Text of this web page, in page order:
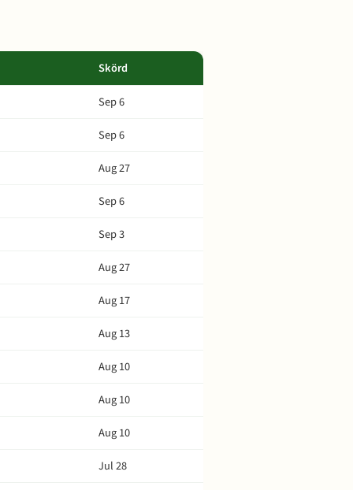
Skörd
Sep 6
Sep 6
Aug 27
Sep 6
Sep 3
Aug 27
Aug 17
Aug 13
Aug 10
Aug 10
Aug 10
Jul 28